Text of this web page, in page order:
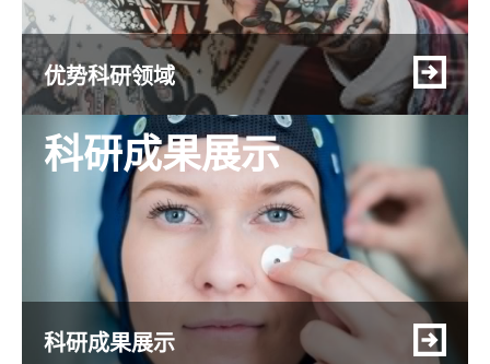
优势科研领域
科研成果展示
科研成果展示